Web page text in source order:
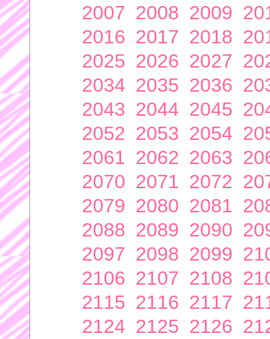
2007 2008 2009
2016 2017 2018
2025 2026 2027
2034 2035 2036
2043 2044 2045
2052 2053 2054
2061 2062 2063
2070 2071 2072
2079 2080 2081
2088 2089 2090
2097 2098 2099
2106 2107 2108
2115 2116 2117
2124 2125 2126